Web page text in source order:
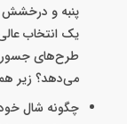
پنبه و درخشش
یک انتخاب
طرح‌های
می‌دهد؟ زیر
چگونه شال خود